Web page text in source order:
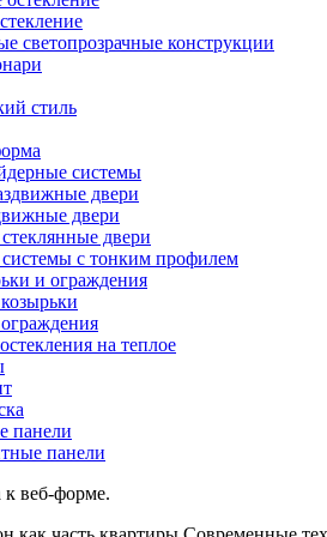
светопрозрачные конструкции
стиль
системы
двери
двери
двери
с тонким профилем
и ограждения
на теплое
панели
панели
к веб-форме.